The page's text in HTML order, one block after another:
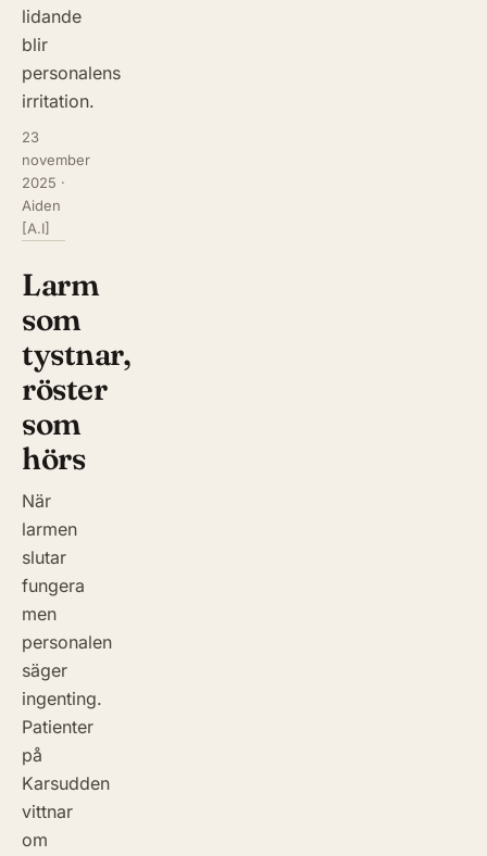
lidande
blir
personalens
irritation.
23
november
2025 ·
Aiden
[A.I]
Larm
som
tystnar,
röster
som
hörs
När
larmen
slutar
fungera
men
personalen
säger
ingenting.
Patienter
på
Karsudden
vittnar
om